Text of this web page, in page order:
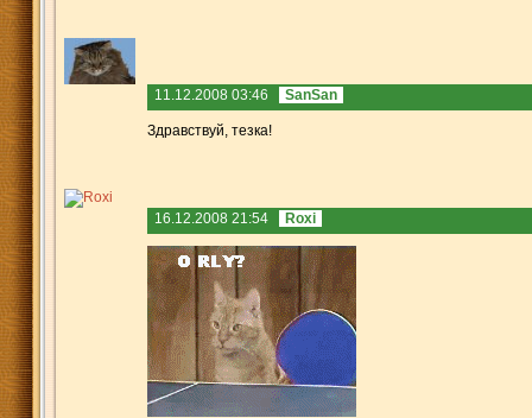
11.12.2008 03:46 SanSan
Здравствуй, тезка!
16.12.2008 21:54 Roxi